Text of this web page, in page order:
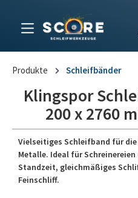
Produkte Schleifbänder
Klingspor
200 x 2760
Vielseitiges Schleifband für
Metalle. Ideal für
Standzeit, gleichmäßiges
Feinschliff.